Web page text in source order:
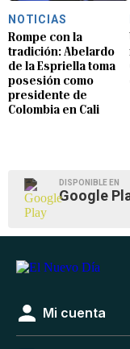
NOTICIAS
Rompe con la
tradición: Abelardo
de la Espriella toma
posesión como
presidente de
Colombia en Cali
DISPONIBLE EN
Google
Mi cuenta